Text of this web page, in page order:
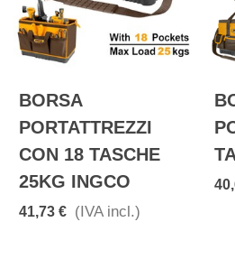
BORSA
PORTATTREZZI
CON 18 TASCHE
25KG INGCO
41,73 € (IVA incl.)